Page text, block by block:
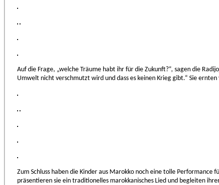
Auf die Frage, „welche Träume habt ihr für die Zukunft?“, sagen die
Umwelt nicht verschmutzt wird und dass es keinen Krieg gibt.“ Sie
Zum Schluss haben die Kinder aus Marokko noch eine tolle Performance
präsentieren sie ein traditionelles marokkanisches Lied und begleiten